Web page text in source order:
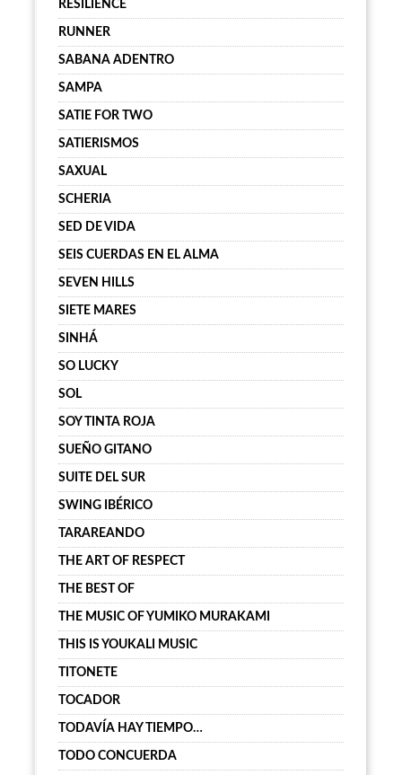
RESILIENCE
RUNNER
SABANA ADENTRO
SAMPA
SATIE FOR TWO
SATIERISMOS
SAXUAL
SCHERIA
SED DE VIDA
SEIS CUERDAS EN EL ALMA
SEVEN HILLS
SIETE MARES
SINHÁ
SO LUCKY
SOL
SOY TINTA ROJA
SUEÑO GITANO
SUITE DEL SUR
SWING IBÉRICO
TARAREANDO
THE ART OF RESPECT
THE BEST OF
THE MUSIC OF YUMIKO MURAKAMI
THIS IS YOUKALI MUSIC
TITONETE
TOCADOR
TODAVÍA HAY TIEMPO…
TODO CONCUERDA